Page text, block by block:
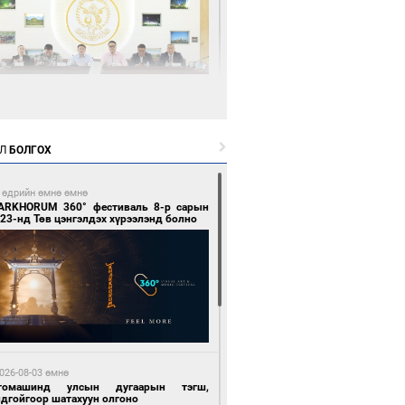
автомашинтай иргэдэд шатахуун
цагийн өмнө өмнө
Зүүн Азийн эрэгтэйчүүдийн
амжилт хүслээ
БОЛГОХ
өдрийн өмнө өмнө
360° фестиваль 8-р сарын
нд Төв цэнгэлдэх хүрээлэнд болно
08-03 өмнө
улсын дугаарын тэгш,
шатахуун олгоно